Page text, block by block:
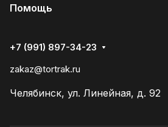
Помощь
+7 (991) 897-34-23
zakaz@tortrak.ru
Челябинск, ул. Линейная, д. 92